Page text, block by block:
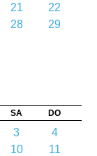
21
22
28
29
SA DO
3
4
10
11